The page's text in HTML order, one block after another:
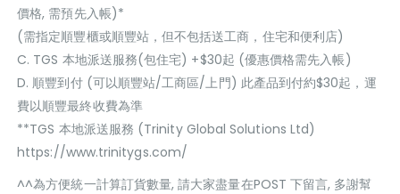
價格, 需預先入帳)*
(需指定順豐櫃或順豐站，但不包括送工商，住宅和便利店)
C. TGS 本地派送服務(包住宅) +$30起 (優惠價格需先入帳)
D. 順豐到付 (可以順豐站/工商區/上門) 此產品到付約$30起，運
費以順豐最終收費為準
**TGS 本地派送服務 (Trinity Global Solutions Ltd)
https://www.trinitygs.com/
^^為方便統一計算訂貨數量, 請大家盡量在POST 下留言, 多謝幫